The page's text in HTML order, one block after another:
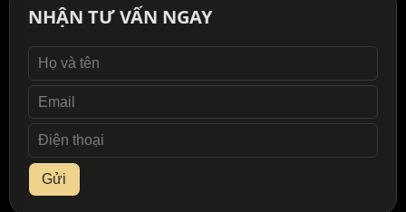
NHẬN TƯ VẤN NGAY
Gửi